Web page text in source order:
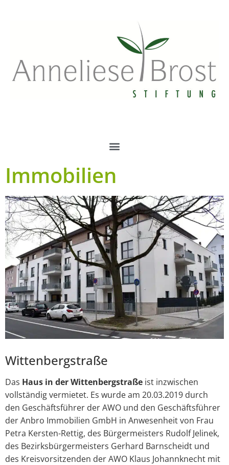
Immobilien
Wittenbergstraße
Das Haus in der Wittenbergstraße ist inzwischen
vollständig vermietet. Es wurde am 20.03.2019 durch
den Geschäftsführer der AWO und den Geschäftsführer
der Anbro Immobilien GmbH in Anwesenheit von Frau
Petra Kersten-Rettig, des Bürgermeisters Rudolf Jelinek,
des Bezirksbürgermeisters Gerhard Barnscheidt und
des Kreisvorsitzenden der AWO Klaus Johannknecht mit